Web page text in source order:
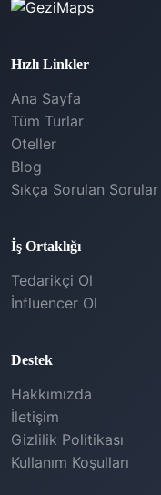
Hızlı Linkler
Ana Sayfa
Tüm Turlar
Oteller
Blog
Sıkça Sorulan Sorular
İş Ortaklığı
Tedarikçi Ol
İnfluencer Ol
Destek
Hakkımızda
İletişim
Gizlilik Politikası
Kullanım Koşulları